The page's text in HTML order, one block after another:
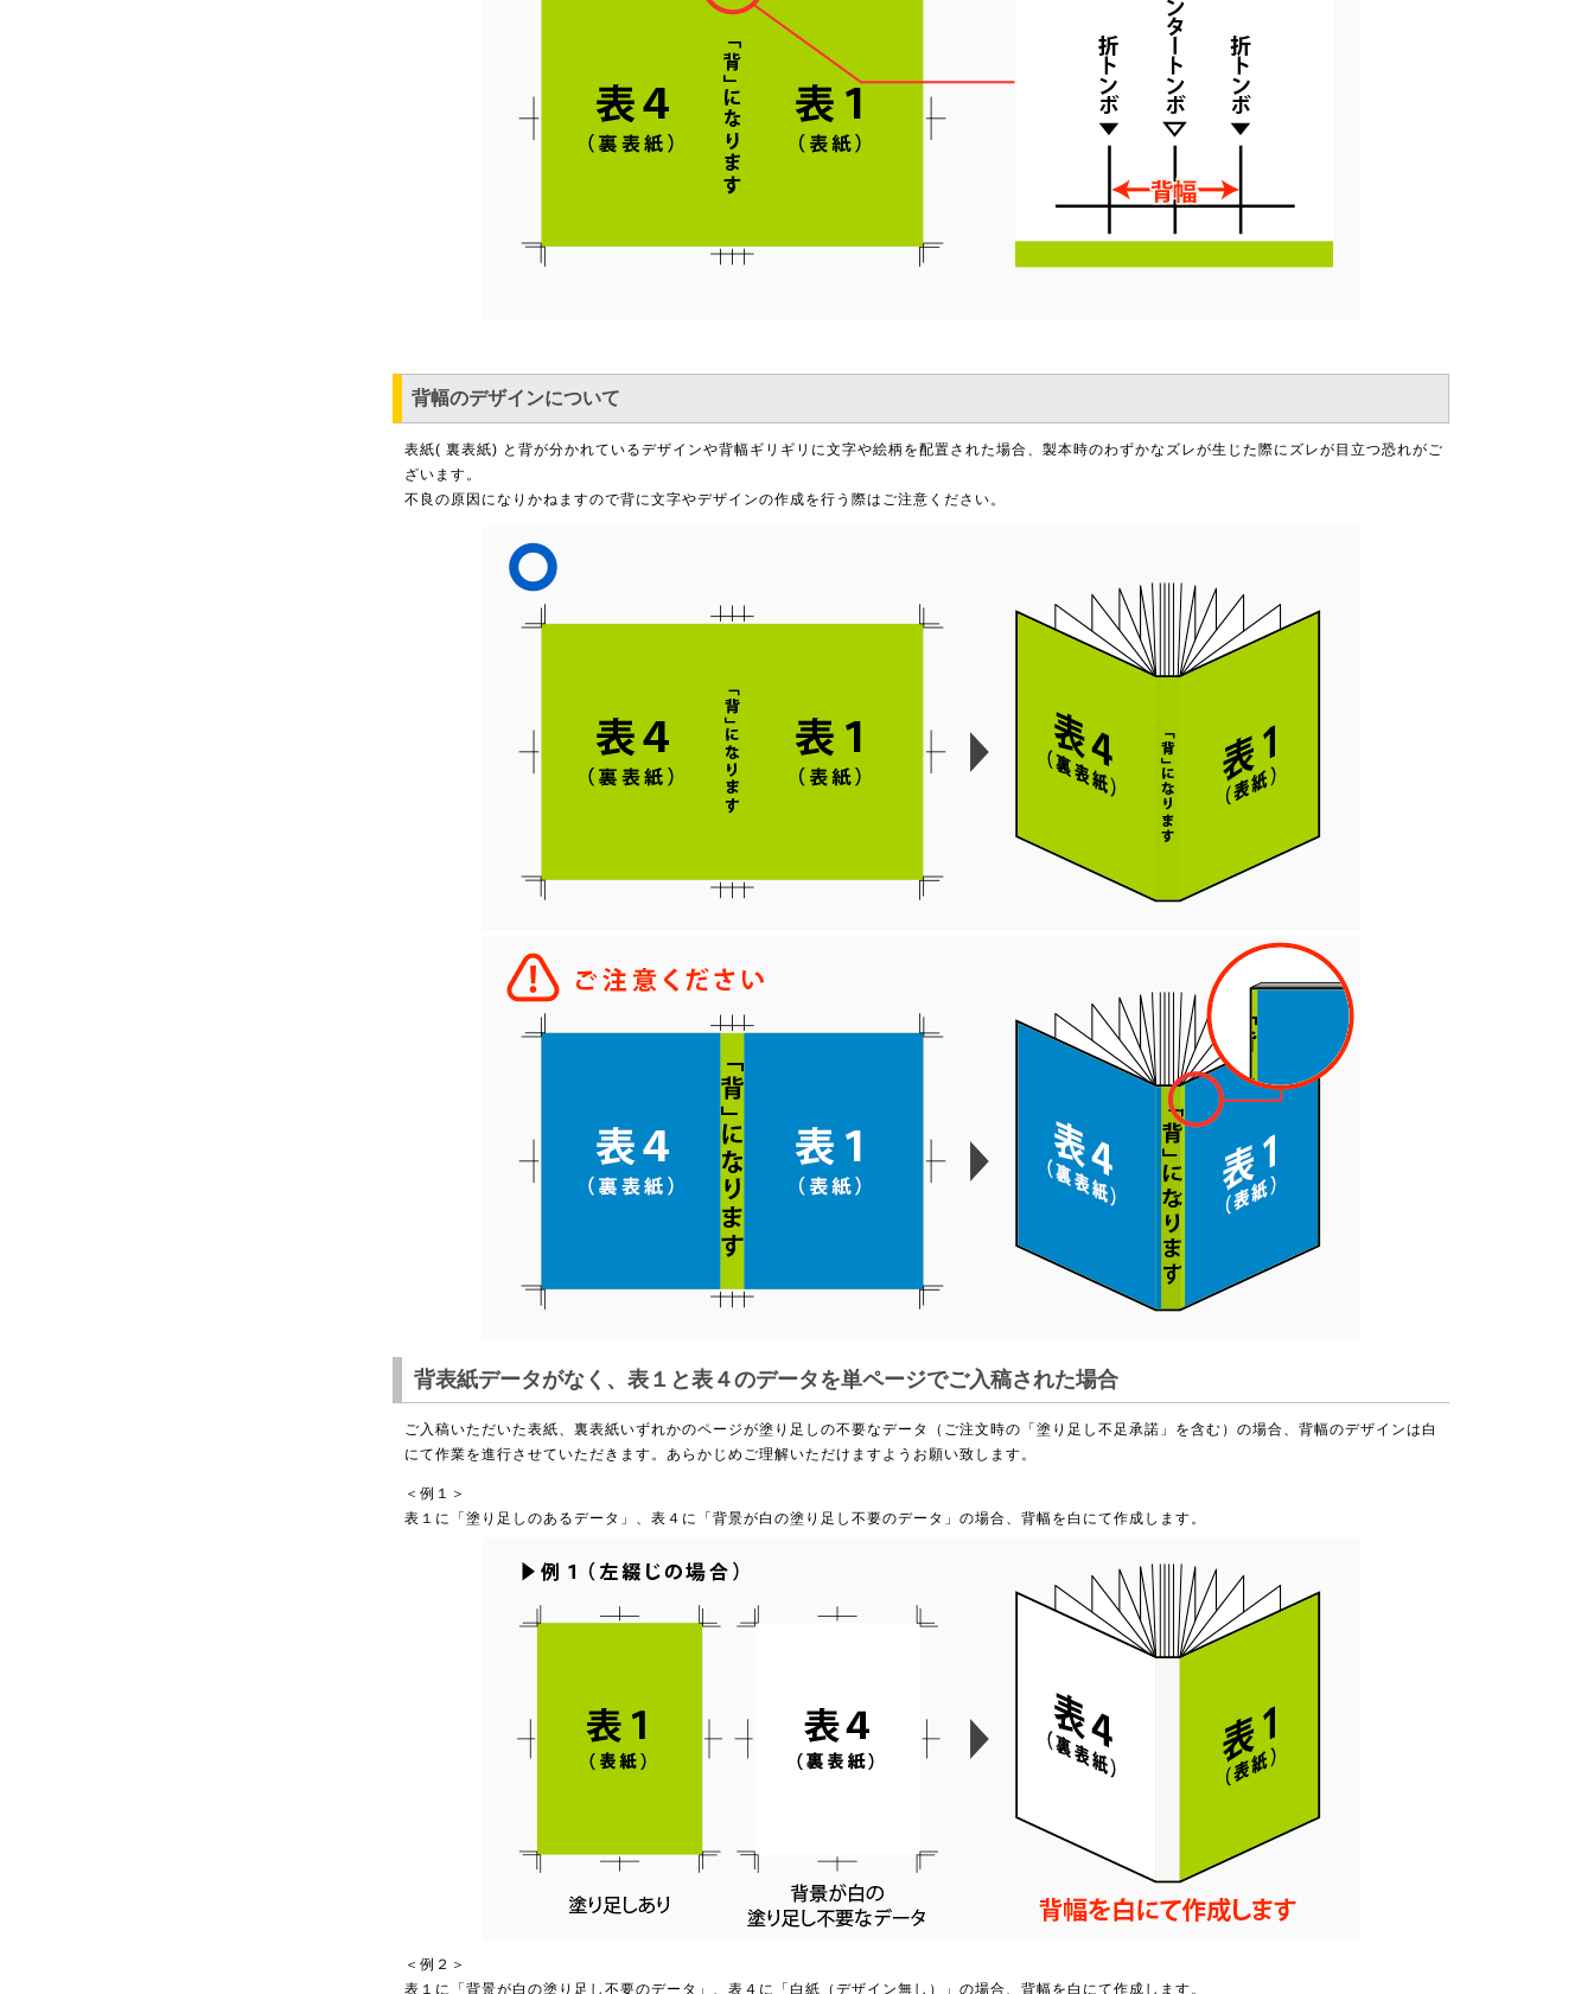
背幅のデザインについて
表紙( 裏表紙) と背が分かれているデザインや背幅ギリギリに文字や絵柄を配置された場合、製本時のわずかなズレが生じた際にズレが目立つ恐れがご
ざいます。
不良の原因になりかねますので背に文字やデザインの作成を行う際はご注意ください。
背表紙データがなく、表１と表４のデータを単ページでご入稿された場合
ご入稿いただいた表紙、裏表紙いずれかのページが塗り足しの不要なデータ（ご注文時の「塗り足し不足承諾」を含む）の場合、背幅のデザインは白
にて作業を進行させていただきます。あらかじめご理解いただけますようお願い致します。
＜例１＞
表１に「塗り足しのあるデータ」、表４に「背景が白の塗り足し不要のデータ」の場合、背幅を白にて作成します。
＜例２＞
表１に「背景が白の塗り足し不要のデータ」、表４に「白紙（デザイン無し）」の場合、背幅を白にて作成します。